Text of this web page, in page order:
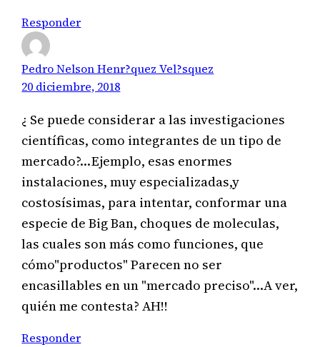
Responder
Pedro Nelson Henr?quez Vel?squez
20 diciembre, 2018
¿ Se puede considerar a las investigaciones
científicas, como integrantes de un tipo de
mercado?…Ejemplo, esas enormes
instalaciones, muy especializadas,y
costosísimas, para intentar, conformar una
especie de Big Ban, choques de moleculas,
las cuales son más como funciones, que
cómo"productos" Parecen no ser
encasillables en un "mercado preciso"…A ver,
quién me contesta? AH!!
Responder